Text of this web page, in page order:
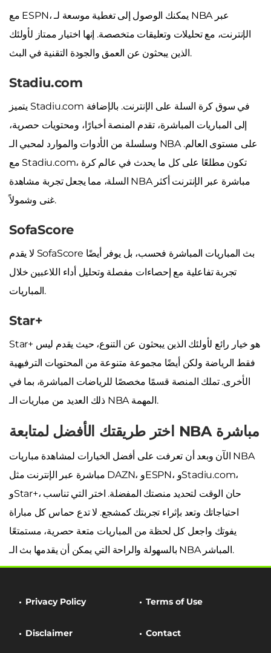
مع ESPN، يمكنك الوصول إلى تغطية موسعة لـ NBA عبر
الإنترنت، مع تحليلات وتعليقات متخصصة. إنها اختيار ممتاز لأولئك
الذين يبحثون عن العمق والجودة التقنية في البث.
Stadiu.com
يتميز Stadiu.com في سوق كرة السلة على الإنترنت. بالإضافة
إلى المباريات المباشرة، تقدم المنصة أخبارًا، ومحتويات حصرية،
وسلسلة من الأدوات والموارد لمحبي الـ NBA على مستوى العالم.
مع Stadiu.com، تكون مطلعًا على كل ما يحدث في عالم كرة
السلة، مما يجعل تجربة مشاهدة NBA مباشرة عبر الإنترنت أكثر
غنى وشمولاً.
SofaScore
لا يقدم SofaScore بث المباريات المباشرة فحسب، بل يوفر أيضًا
تجربة تفاعلية مع إحصاءات مفصلة وتحليل أداء اللاعبين خلال
المباريات.
Star+
Star+ هو خيار رائع لأولئك الذين يبحثون عن التنوع، حيث يقدم ليس
فقط الرياضة ولكن أيضًا مجموعة متنوعة من المحتويات الترفيهية
الأخرى. تملك المنصة قسمًا مخصصًا للرياضات المباشرة، بما في
ذلك العديد من مباريات الـ NBA المهمة.
اختر طريقتك الأفضل لمتابعة NBA مباشرة
الآن وبعد أن تعرفت على أفضل الخيارات لمشاهدة مباريات NBA
مباشرة عبر الإنترنت مثل DAZN، وESPN، وStadiu.com،
وStar+، حان الوقت لتحديد منصتك المفضلة. اختر التي تناسب
احتياجاتك وتعد بإثراء تجربتك كمشجع. لا تدع حماس كل مباراة
يفوتك واجعل كل لحظة من المباريات متعة حصرية، مستمتعًا
بالسهولة والراحة التي يمكن أن يقدمها بث الـ NBA المباشر.
Privacy Policy Terms of Use
Disclaimer Contact